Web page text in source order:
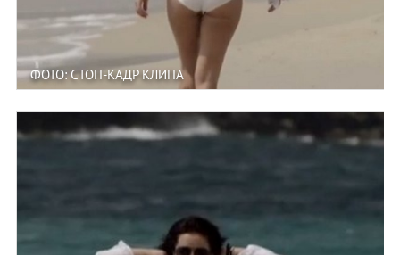
ФОТО: СТОП-КАДР КЛИПА